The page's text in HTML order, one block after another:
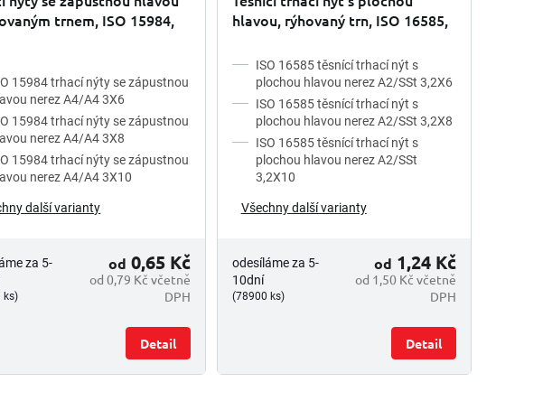
trnem, ISO 15984,
15984 trhací nýty se zápustnou
nerez A4/A4 3X6
15984 trhací nýty se zápustnou
nerez A4/A4 3X8
15984 trhací nýty se zápustnou
nerez A4/A4 3X10
další varianty
za 5-
ks)
od 0,79 Kč včetně
DPH
od 0,65 Kč
Detail
hlavou, rýhovaný trn, ISO 16585,
ISO 16585 těsnící trhací nýt s
plochou hlavou nerez A2/SSt 3,2X6
ISO 16585 těsnící trhací nýt s
plochou hlavou nerez A2/SSt 3,2X8
ISO 16585 těsnící trhací nýt s
plochou hlavou nerez A2/SSt
3,2X10
Všechny další varianty
odesíláme za 5-
10dní
(78900 ks)
od 1,50 Kč včetně
DPH
od 1,24 Kč
Detail